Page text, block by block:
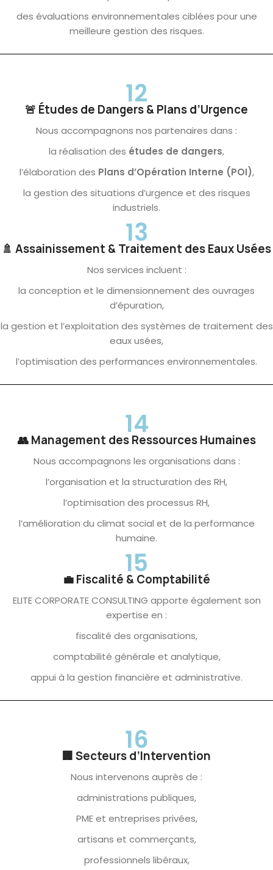
des évaluations environnementales ciblées pour une
meilleure gestion des risques.
12
🚨 Études de Dangers & Plans d’Urgence
Nous accompagnons nos partenaires dans :
la réalisation des études de dangers,
l’élaboration des Plans d’Opération Interne (POI),
la gestion des situations d’urgence et des risques
industriels.
13
🚿 Assainissement & Traitement des Eaux Usées
Nos services incluent :
la conception et le dimensionnement des ouvrages
d’épuration,
la gestion et l’exploitation des systèmes de traitement des
eaux usées,
l’optimisation des performances environnementales.
14
👥 Management des Ressources Humaines
Nous accompagnons les organisations dans :
l’organisation et la structuration des RH,
l’optimisation des processus RH,
l’amélioration du climat social et de la performance
humaine.
15
💼 Fiscalité & Comptabilité
ELITE CORPORATE CONSULTING apporte également son
expertise en :
fiscalité des organisations,
comptabilité générale et analytique,
appui à la gestion financière et administrative.
16
🏢 Secteurs d’Intervention
Nous intervenons auprès de :
administrations publiques,
PME et entreprises privées,
artisans et commerçants,
professionnels libéraux,